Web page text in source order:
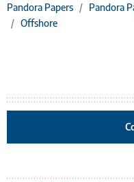
Pandora Papers / Pandora
/ Offshore